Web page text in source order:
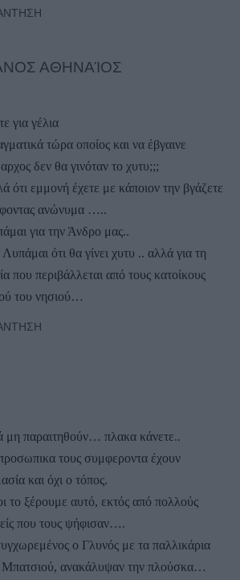
ΑΘΗΝΑΊΟΣ
για γέλια
τώρα οποίος και να έβγαινε
δεν θα γινόταν το χυτυ;;;
ότι εμμονή έχετε με κάποιον την βγάζετε
ανώνυμα …..
για την Άνδρο μας..
ότι θα γίνει χυτυ .. αλλά για τη
που περιβάλλεται από τους κατοίκους
του νησιού…
μη παραιτηθούν… πλακα κάνετε..
τους συμφεροντα έχουν
και όχι ο τόπος.
το ξέρουμε αυτό, εκτός από πολλούς
που τους ψήφισαν….
ο Γλυνός με τα παλλικάρια
Μπατσιού, ανακάλυψαν την πλούσκα…